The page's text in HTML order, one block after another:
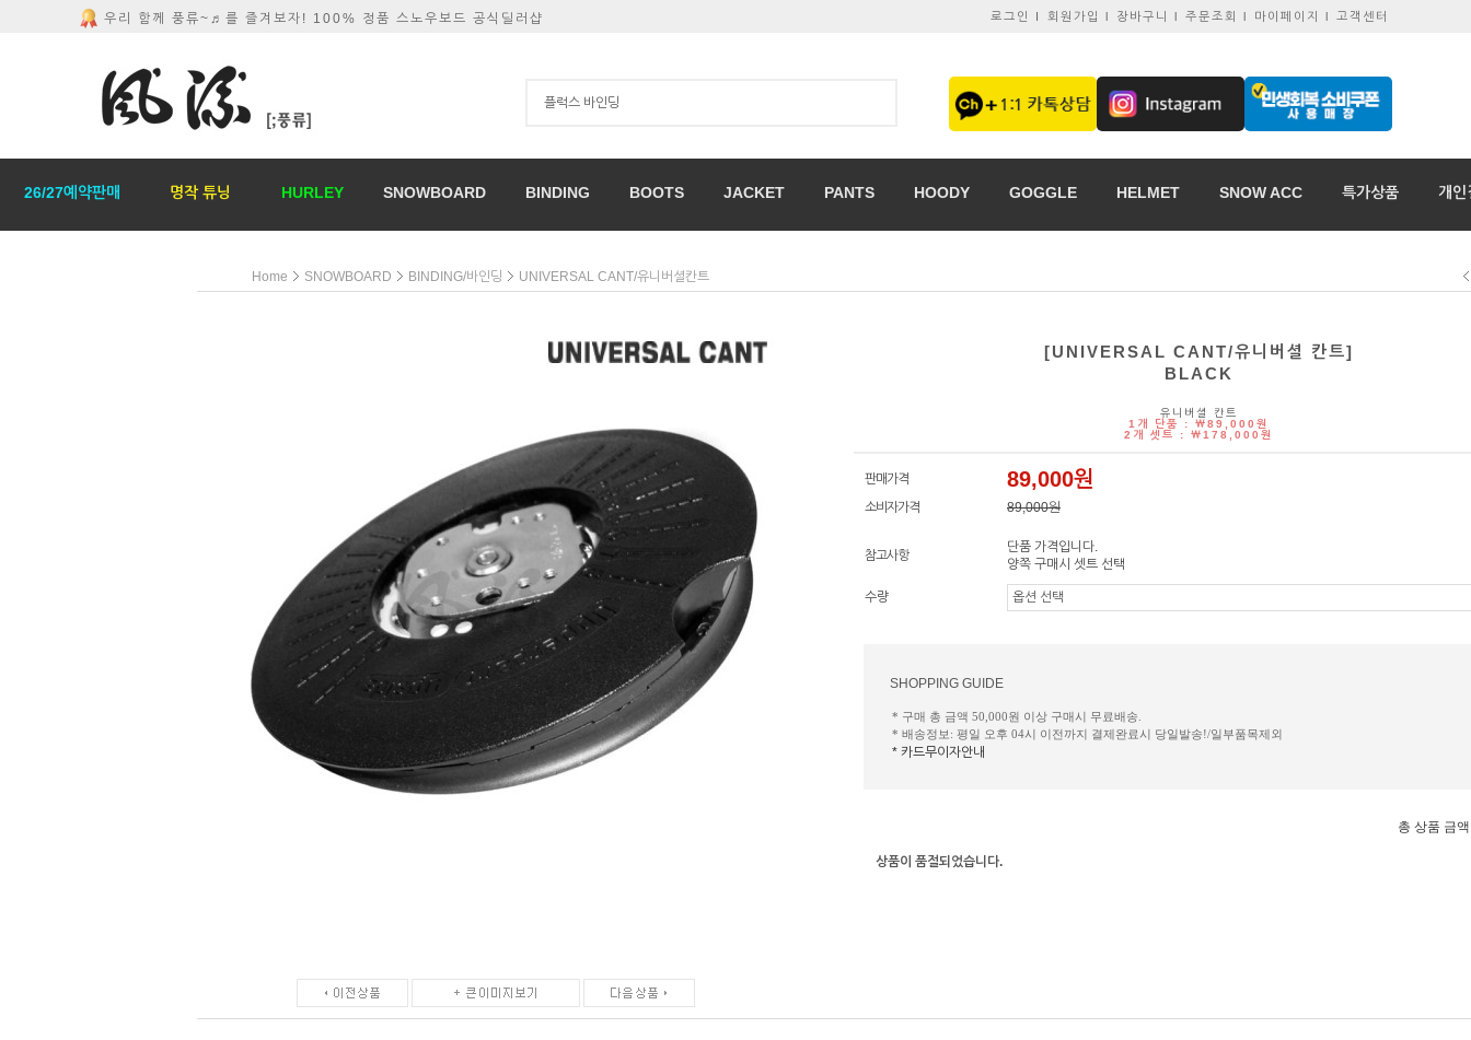
우리 함께 풍류~♬를 즐겨보자! 100% 정품 스노우보드 공식딜러샵 로그인 I 회원가입 l 장바구니 l 주문조회 l 마이페이지 l 고객센터
26/27예약판매 명작 튜닝 HURLEY SNOWBOARD BINDING BOOTS JACKET PANTS HOODY GOGGLE HELMET SNOW ACC 특가상품 개인
Home SNOWBOARD BINDING/바인딩 UNIVERSAL CANT/유니버셜칸트
[UNIVERSAL CANT/유니버셜 칸트]
BLACK
유니버셜 칸트
1개 단품 : ￦89,000원
2개 셋트 : ￦178,000원
판매가격 89,000원
소비자가격 89,000원
참고사항
단품 가격입니다.
양쪽 구매시 셋트 선택
수량
SHOPPING GUIDE
* 구매 총 금액 50,000원 이상 구매시 무료배송.
* 배송정보: 평일 오후 04시 이전까지 결제완료시 당일발송!/일부품목제외
* 카드무이자안내
총 상품 금액
상품이 품절되었습니다.